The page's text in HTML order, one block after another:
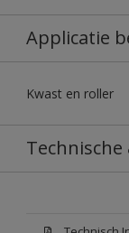
Applicatie
Kwast en roller